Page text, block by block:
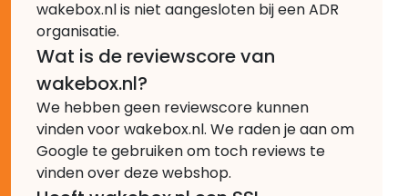
wakebox.nl is niet aangesloten bij een ADR
organisatie.
Wat is de reviewscore van
wakebox.nl?
We hebben geen reviewscore kunnen
vinden voor wakebox.nl. We raden je aan om
Google te gebruiken om toch reviews te
vinden over deze webshop.